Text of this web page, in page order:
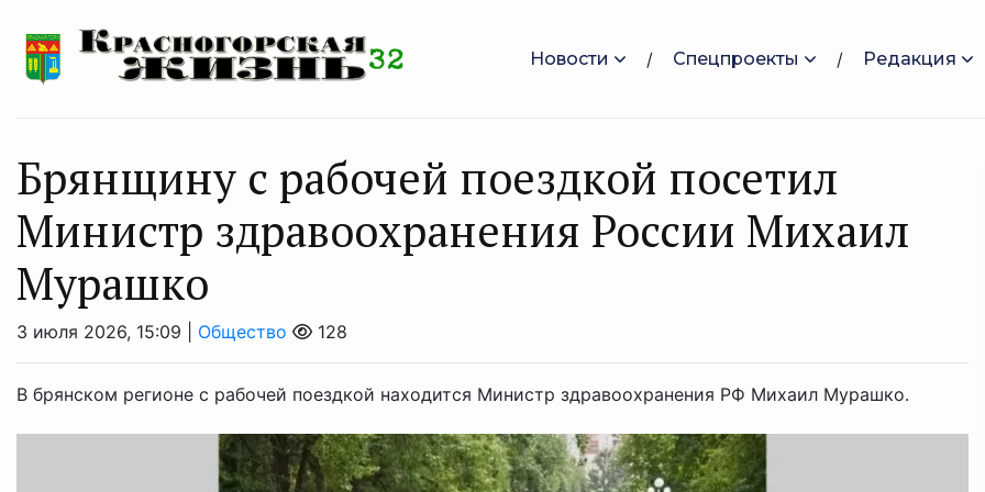
Новости Спецпроекты Редакция
Брянщину с рабочей поездкой посетил
Министр здравоохранения России Михаил
Мурашко
3 июля 2026, 15:09 | Общество 128
В брянском регионе с рабочей поездкой находится Министр здравоохранения РФ Михаил Мурашко.